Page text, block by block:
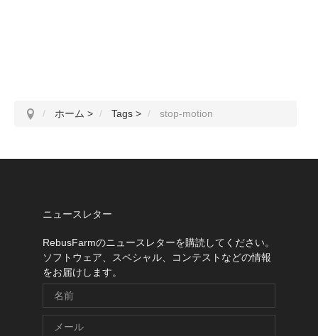
ホーム > Tags > stop-motion
ニュースレター
RebusFarmのニュースレターを購読してください。
ソフトウェア、スペシャル、コンテストなどの情報
をお届けします。